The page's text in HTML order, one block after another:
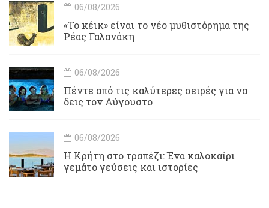
06/08/2026
«Το κέικ» είναι το νέο μυθιστόρημα της
Ρέας Γαλανάκη
06/08/2026
Πέντε από τις καλύτερες σειρές για να
δεις τον Αύγουστο
06/08/2026
Η Κρήτη στο τραπέζι: Ένα καλοκαίρι
γεμάτο γεύσεις και ιστορίες